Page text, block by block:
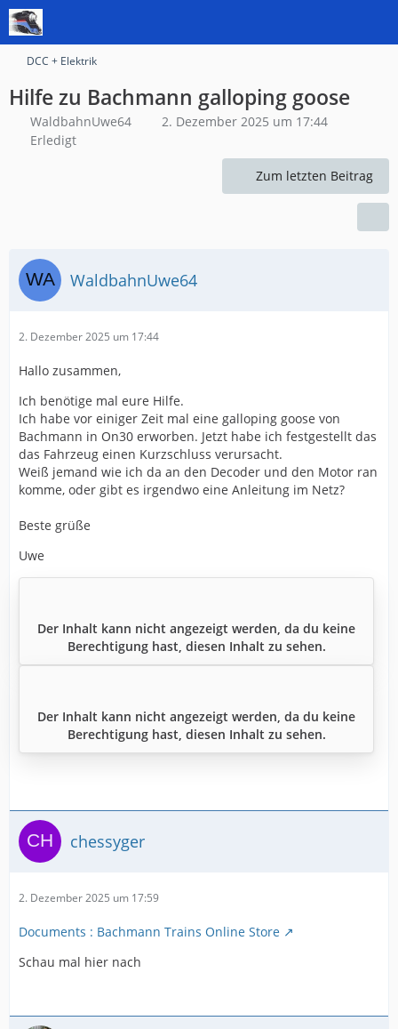
DCC + Elektrik
Hilfe zu Bachmann galloping goose
WaldbahnUwe64
2. Dezember 2025 um 17:44
Erledigt
Zum letzten Beitrag
WaldbahnUwe64
2. Dezember 2025 um 17:44
Hallo zusammen,
Ich benötige mal eure Hilfe.
Ich habe vor einiger Zeit mal eine galloping goose von
Bachmann in On30 erworben. Jetzt habe ich festgestellt das
das Fahrzeug einen Kurzschluss verursacht.
Weiß jemand wie ich da an den Decoder und den Motor ran
komme, oder gibt es irgendwo eine Anleitung im Netz?
Beste grüße
Uwe
Der Inhalt kann nicht angezeigt werden, da du keine
Berechtigung hast, diesen Inhalt zu sehen.
Der Inhalt kann nicht angezeigt werden, da du keine
Berechtigung hast, diesen Inhalt zu sehen.
chessyger
2. Dezember 2025 um 17:59
Documents : Bachmann Trains Online Store
Schau mal hier nach